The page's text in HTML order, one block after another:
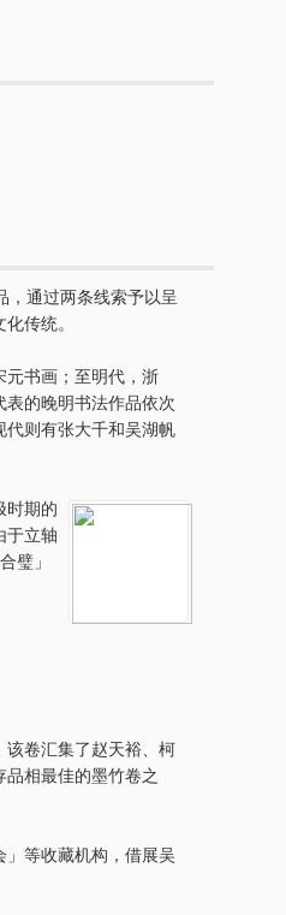
，通过两条线索予以呈
传统。
元书画；至明代，浙
的晚明书法作品依次
则有张大千和吴湖帆
时期的
于立轴
璧」
该卷汇集了赵天裕、柯
相最佳的墨竹卷之
等收藏机构，借展吴